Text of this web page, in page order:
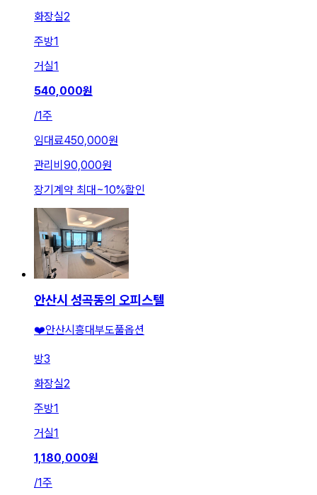
화장실2
주방1
거실1
540,000원
/1주
임대료450,000원
관리비 90,000원
장기계약 최대 ~10%할인
안산시 성곡동의 오피스텔
❤️안산시흥대부도풀옵션
방3
화장실2
주방1
거실1
1,180,000원
/1주